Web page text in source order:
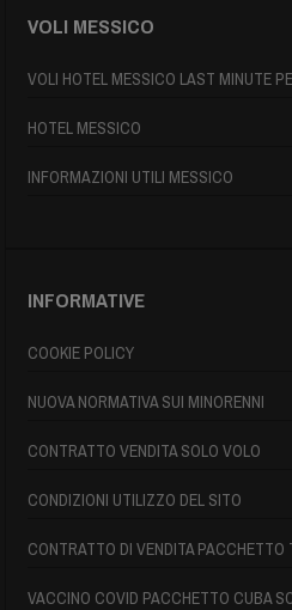
VOLI MESSICO
VOLI HOTEL MESSICO LAST MINUTE
HOTEL MESSICO
INFORMAZIONI UTILI MESSICO
INFORMATIVE
COOKIE POLICY
NUOVA NORMATIVA SUI MINORENNI
CONTRATTO VENDITA SOLO VOLO
CONDIZIONI UTILIZZO DEL SITO
CONTRATTO DI VENDITA PACCHETTO
VACCINO COVID PACCHETTO CUBA